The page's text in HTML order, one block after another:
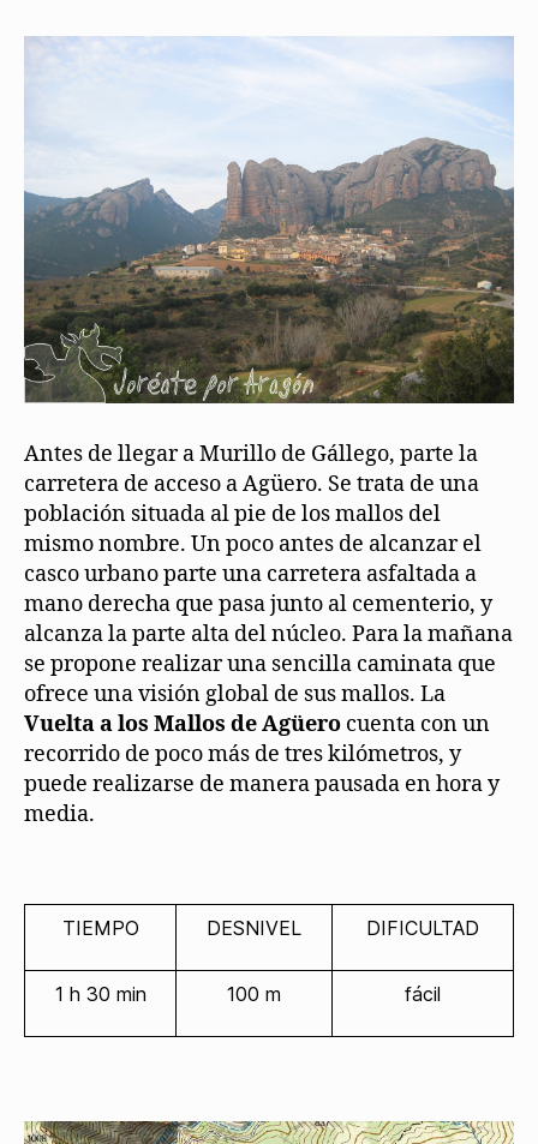
Antes de llegar a Murillo de Gállego, parte la
carretera de acceso a Agüero. Se trata de una
población situada al pie de los mallos del
mismo nombre. Un poco antes de alcanzar el
casco urbano parte una carretera asfaltada a
mano derecha que pasa junto al cementerio, y
alcanza la parte alta del núcleo. Para la mañana
se propone realizar una sencilla caminata que
ofrece una visión global de sus mallos. La
Vuelta a los Mallos de Agüero cuenta con un
recorrido de poco más de tres kilómetros, y
puede realizarse de manera pausada en hora y
media.
TIEMPO DESNIVEL DIFICULTAD
1 h 30 min 100 m fácil